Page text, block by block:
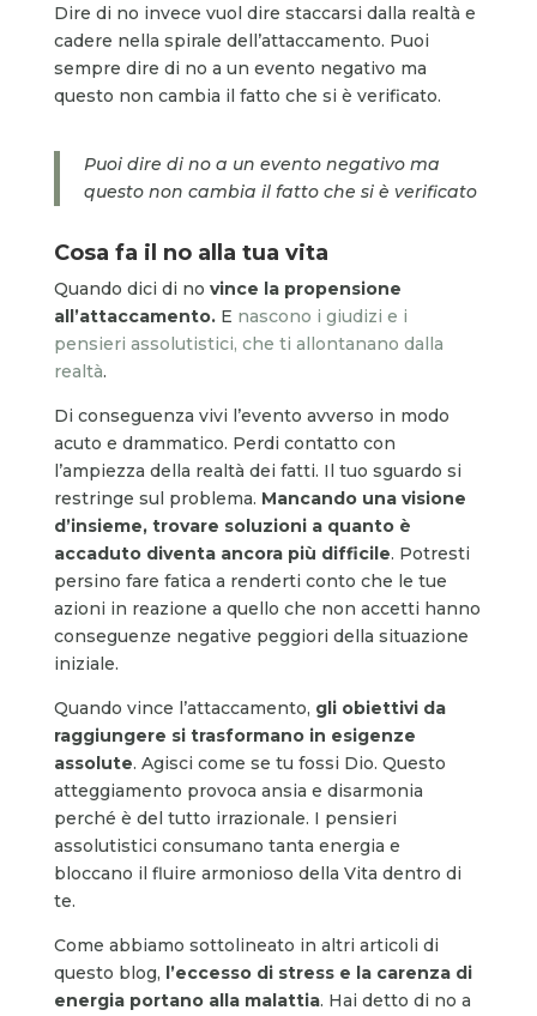
Dire di no invece vuol dire staccarsi dalla realtà e
cadere nella spirale dell’attaccamento. Puoi
sempre dire di no a un evento negativo ma
questo non cambia il fatto che si è verificato.
Puoi dire di no a un evento negativo ma
questo non cambia il fatto che si è verificato
Cosa fa il no alla tua vita
Quando dici di no vince la propensione
all’attaccamento. E nascono i giudizi e i
pensieri assolutistici, che ti allontanano dalla
realtà.
Di conseguenza vivi l’evento avverso in modo
acuto e drammatico. Perdi contatto con
l’ampiezza della realtà dei fatti. Il tuo sguardo si
restringe sul problema. Mancando una visione
d’insieme, trovare soluzioni a quanto è
accaduto diventa ancora più difficile. Potresti
persino fare fatica a renderti conto che le tue
azioni in reazione a quello che non accetti hanno
conseguenze negative peggiori della situazione
iniziale.
Quando vince l’attaccamento, gli obiettivi da
raggiungere si trasformano in esigenze
assolute. Agisci come se tu fossi Dio. Questo
atteggiamento provoca ansia e disarmonia
perché è del tutto irrazionale. I pensieri
assolutistici consumano tanta energia e
bloccano il fluire armonioso della Vita dentro di
te.
Come abbiamo sottolineato in altri articoli di
questo blog, l’eccesso di stress e la carenza di
energia portano alla malattia. Hai detto di no a